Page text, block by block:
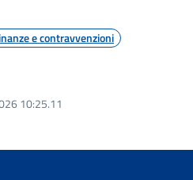
e contravvenzioni
10:25.11